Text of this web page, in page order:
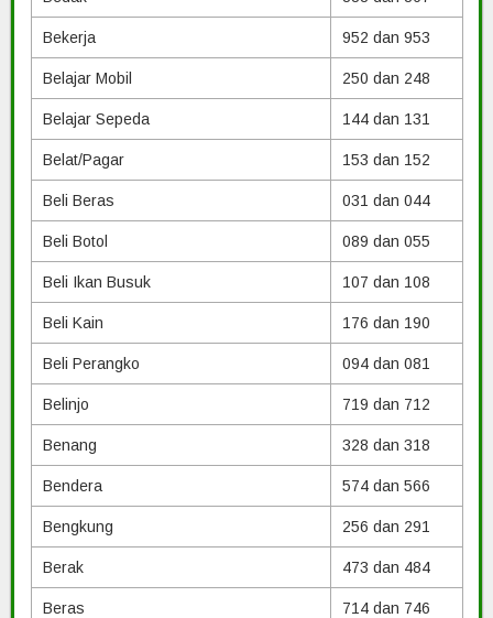
Bekerja 952 dan 953
Belajar Mobil 250 dan 248
Belajar Sepeda 144 dan 131
Belat/Pagar 153 dan 152
Beli Beras 031 dan 044
Beli Botol 089 dan 055
Beli Ikan Busuk 107 dan 108
Beli Kain 176 dan 190
Beli Perangko 094 dan 081
Belinjo 719 dan 712
Benang 328 dan 318
Bendera 574 dan 566
Bengkung 256 dan 291
Berak 473 dan 484
Beras 714 dan 746